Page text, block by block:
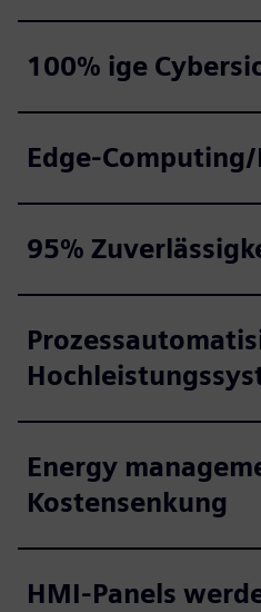
100% ige
Edge-Computing/
95%
Energy
Kostensenkung
HMI-Panels